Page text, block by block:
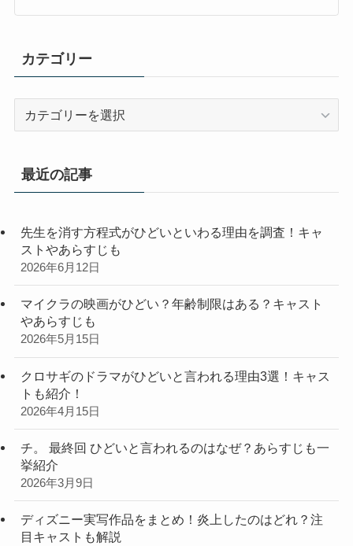
カテゴリー
リ
最近の記事
先生を消す方程式がひどいといわる理由を調査！キャ
ストやあらすじも
2026年6月12日
マイクラの映画がひどい？年齢制限はある？キャスト
やあらすじも
2026年5月15日
クロサギのドラマがひどいと言われる理由3選！キャス
トも紹介！
2026年4月15日
チ。 最終回 ひどいと言われるのはなぜ？あらすじも一
挙紹介
2026年3月9日
ディズニー実写作品をまとめ！炎上したのはどれ？注
目キャストも解説